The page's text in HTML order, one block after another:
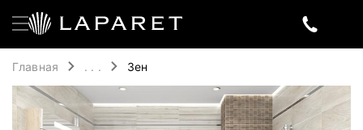
Главная . . . Зен